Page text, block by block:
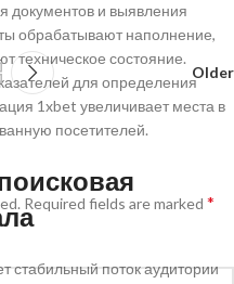
документов и выявления
обрабатывают наполнение,
техническое состояние.
для определения
1xbet увеличивает места в
посетителей.
стабильный поток аудитории
Older
Required fields are marked *